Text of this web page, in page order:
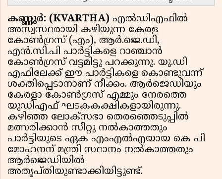
കണ്ണൂര്‍: (KVARTHA) എല്‍ഡിഎഫില്‍
അസ്വസ്ഥരായി കഴിയുന്ന കേരള
കോണ്‍ഗ്രസ് (എം), ആര്‍.ജെ.ഡി,
എന്‍.സി.പി പാര്‍ട്ടികളെ റാഞ്ചാന്‍
കോണ്‍ഗ്രസ് വട്ടമിട്ടു പറക്കുന്നു. യു.ഡി
എഫിലേക്ക് ഈ പാര്‍ട്ടികളെ കൊണ്ടുവന്ന്
ശക്തിപ്പെടാനാണ് നീക്കം. ആര്‍ജെഡിയും
കേരളാ കോണ്‍ഗ്രസ് എമ്മും നേരത്തെ
യുഡിഎഫ് ഘടകകക്ഷികളായിരുന്നു.
കഴിഞ്ഞ ലോക്‌സഭാ തെരഞ്ഞെടുപ്പില്‍
മത്സരിക്കാന്‍ സീറ്റു നല്‍കാത്തതും
പാര്‍ട്ടിയുടെ ഏക എംഎല്‍എയായ കെ പി
മോഹനന് മന്ത്രി സ്ഥാനം നല്‍കാത്തതും
ആര്‍ജെഡിയില്‍
അതൃപ്തിയുണ്ടാക്കിയിട്ടുണ്ട്.